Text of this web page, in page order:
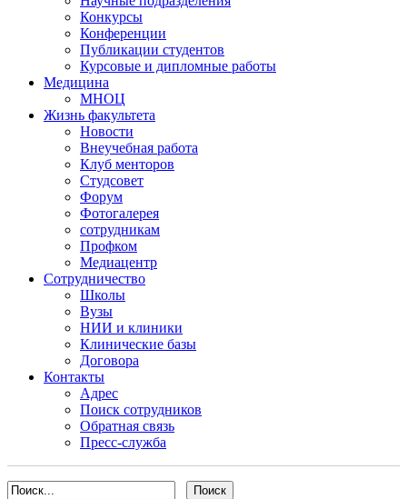
Конкурсы
Конференции
Публикации студентов
Курсовые и дипломные работы
Медицина
МНОЦ
Жизнь факультета
Новости
Внеучебная работа
Клуб менторов
Студсовет
Форум
Фотогалерея
сотрудникам
Профком
Медиацентр
Сотрудничество
Школы
Вузы
НИИ и клиники
Клинические базы
Договора
Контакты
Адрес
Поиск сотрудников
Обратная связь
Пресс-служба